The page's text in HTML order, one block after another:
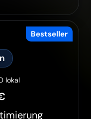
Bestseller
lokal